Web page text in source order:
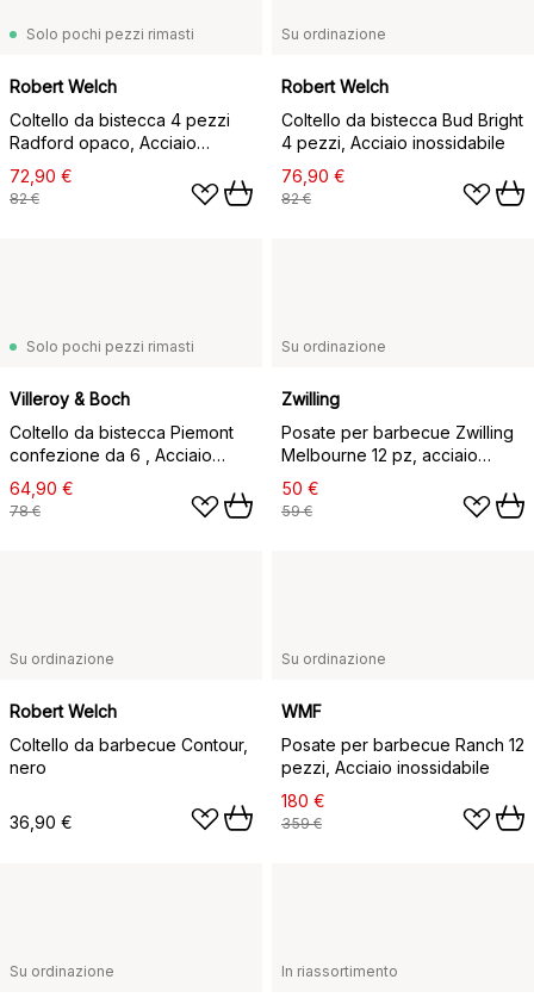
Solo pochi pezzi rimasti
Robert Welch
Coltello da bistecca 4 pezzi
Radford opaco, Acciaio
inossidabile
72,90 €
82 €
Su ordinazione
Robert Welch
Coltello da bistecca Bud Bright
4 pezzi, Acciaio inossidabile
76,90 €
82 €
Solo pochi pezzi rimasti
Villeroy & Boch
Coltello da bistecca Piemont
confezione da 6 , Acciaio
inossidabile
64,90 €
78 €
Su ordinazione
Zwilling
Posate per barbecue Zwilling
Melbourne 12 pz, acciaio
inossidabile opaco
50 €
59 €
Su ordinazione
Robert Welch
Coltello da barbecue Contour,
nero
36,90 €
Su ordinazione
WMF
Posate per barbecue Ranch 12
pezzi, Acciaio inossidabile
180 €
359 €
Su ordinazione In riassortimento